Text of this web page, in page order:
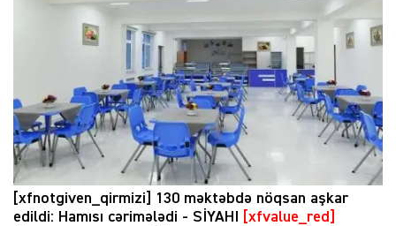
[xfnotgiven_qirmizi] 130 məktəbdə nöqsan aşkar
edildi: Hamısı cərimələdi - SİYAHI
[xfvalue_red]